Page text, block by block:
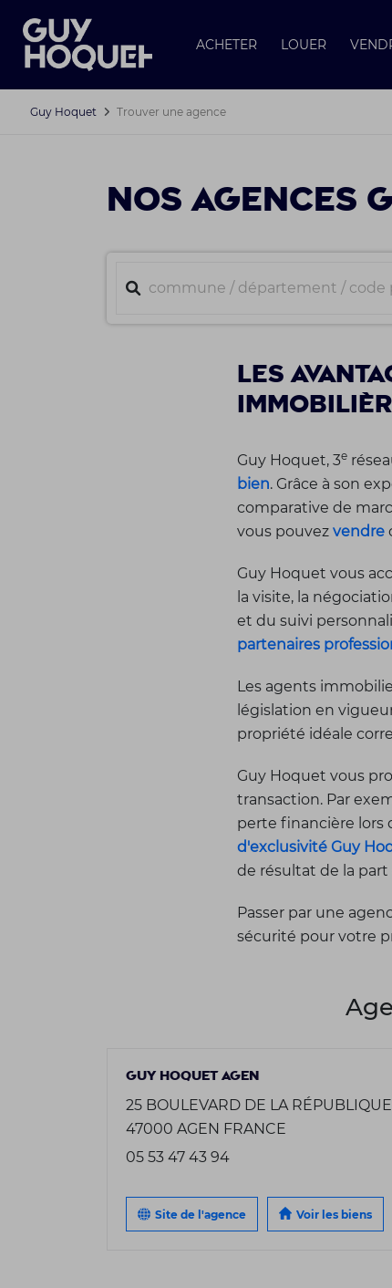
ACHETER LOUER
Guy Hoquet Trouver une agence
NOS AGENCES
Les
Guy Hoquet, 3e
bien. Grâce à son
comparative de
vous pouvez vendre
Guy Hoquet vous
la visite, la
et du suivi
partenaires
Les agents
législation en
propriété idéale
Guy Hoquet vous
transaction. Par
perte financière lors
d'exclusivité Guy
de résultat de la part
Passer par une
sécurité pour votre
GUY HOQUET AGEN
25 BOULEVARD DE LA RÉPUBLIQUE
47000 AGEN FRANCE
05 53 47 43 94
Site de l'agence Voir les biens